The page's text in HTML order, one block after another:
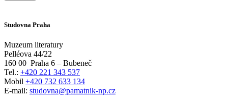
Studovna Praha
Muzeum literatury
Pelléova 44/22
160 00 Praha 6 – Bubeneč
Tel.: +420 221 343 537
Mobil +420 732 633 134
E-mail: studovna@pamatnik-np.cz